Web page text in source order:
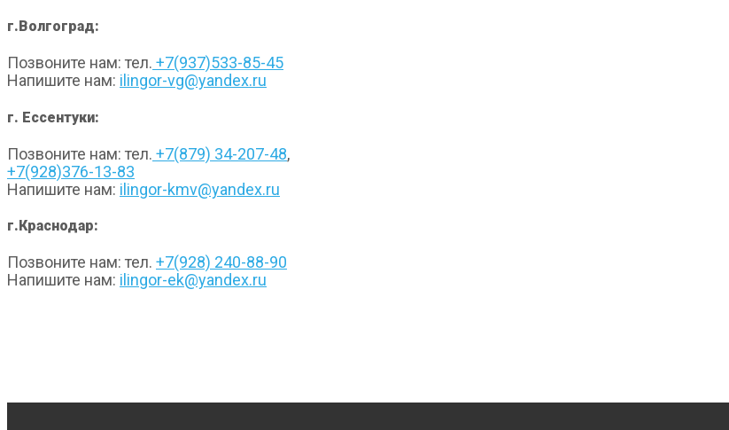
г.Волгоград:
Позвоните нам: тел. +7(937)533-85-45
Напишите нам: ilingor-vg@yandex.ru
г. Ессентуки:
Позвоните нам: тел. +7(879) 34-207-48,
+7(928)376-13-83
Напишите нам: ilingor-kmv@yandex.ru
г.Краснодар:
Позвоните нам: тел. +7(928) 240-88-90
Напишите нам: ilingor-ek@yandex.ru